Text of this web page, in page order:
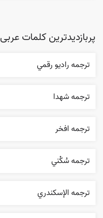
پربازدیدترین کلمات عربی
ترجمه راديو رقمي
ترجمه شهدا
ترجمه افخر
ترجمه سُکْني
ترجمه الإسکندري